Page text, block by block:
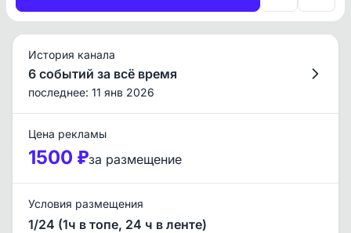
История канала
6 событий за всё время
последнее: 11 янв 2026
Цена рекламы
1500 ₽за размещение
Условия размещения
1/24 (1ч в топе, 24 ч в ленте)